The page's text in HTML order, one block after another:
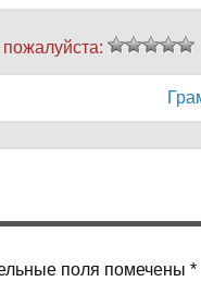
поля помечены *